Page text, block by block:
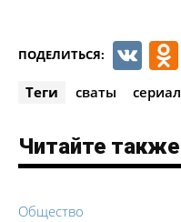
ПОДЕЛИТЬСЯ: VK
Теги сваты сериал
Читайте также
Общество